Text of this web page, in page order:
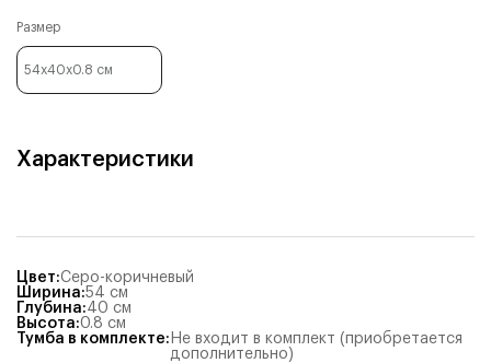
Размер
54x40x0.8 см
Характеристики
Цвет:Серо-коричневый
Ширина:54 см
Глубина:40 см
Высота:0.8 см
Тумба в комплекте: Не входит в комплект (приобретается
дополнительно)